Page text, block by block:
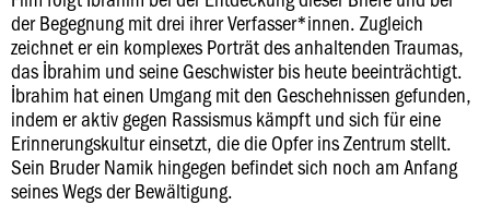
der Begegnung mit drei ihrer Verfasser*innen. Zugleich
zeichnet er ein komplexes Porträt des anhaltenden Traumas,
das İbrahim und seine Geschwister bis heute beeinträchtigt.
İbrahim hat einen Umgang mit den Geschehnissen gefunden,
indem er aktiv gegen Rassismus kämpft und sich für eine
Erinnerungskultur einsetzt, die die Opfer ins Zentrum stellt.
Sein Bruder Namik hingegen befindet sich noch am Anfang
seines Wegs der Bewältigung.